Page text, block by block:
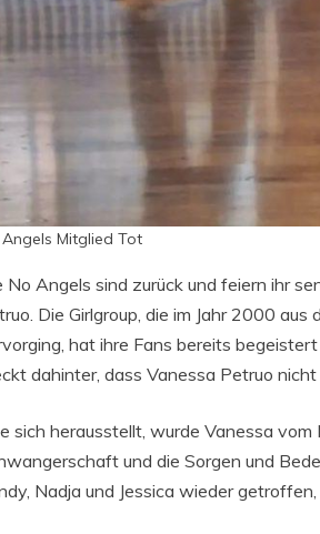
Mitglied Tot
No Angels sind zurück und feiern ihr
Die Girlgroup, die im Jahr 2000
hat ihre Fans bereits
dahinter, dass Vanessa Petruo
sich herausstellt, wurde Vanessa
und die Sorgen und
Nadja und Jessica wieder